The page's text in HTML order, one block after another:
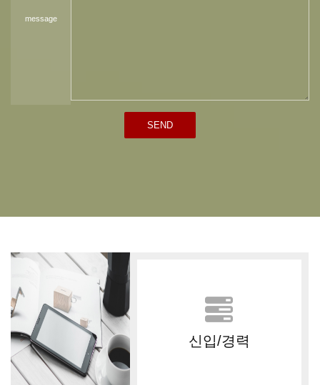
message
SEND
신입/경력